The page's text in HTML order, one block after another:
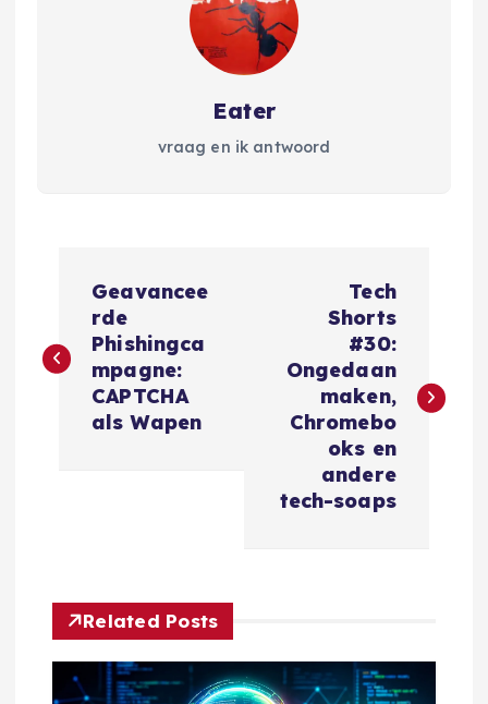
Eater
vraag en ik antwoord
r
t
n
Geavancee
rde
Phishingca
mpagne:
CAPTCHA
als Wapen
Tech
Shorts
#30:
Ongedaan
maken,
Chromebo
oks en
andere
tech-soaps
Related Posts